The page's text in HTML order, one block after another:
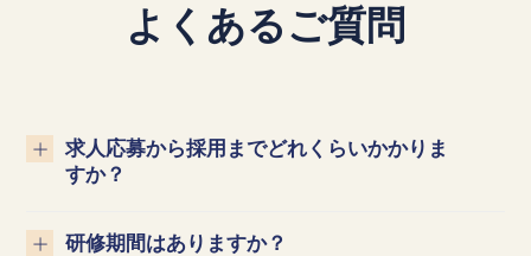
よくあるご質問
求人応募から採用までどれくらいかかりま
すか？
研修期間はありますか？